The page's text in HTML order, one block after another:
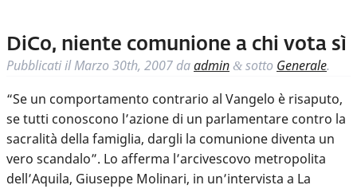
DiCo, niente comunione a chi vota sì
Pubblicati ilMarzo 30th, 2007 daadmin & sotto Generale.
“Se un comportamento contrario al Vangelo è risaputo,
se tutti conoscono l’azione di un parlamentare contro la
sacralità della famiglia, dargli la comunione diventa un
vero scandalo”. Lo afferma l’arcivescovo metropolita
dell’Aquila, Giuseppe Molinari, in un’intervista a La